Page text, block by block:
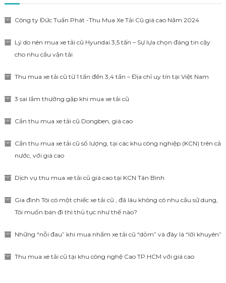
Công ty Đức Tuấn Phát -Thu Mua Xe Tải Cũ giá cao Năm 2024
Lý do nên mua xe tải cũ Hyundai 3,5 tấn – Sự lựa chọn đáng tin cậy
cho nhu cầu vận tải
Thu mua xe tải cũ từ 1 tấn đến 3,4 tấn – Địa chỉ uy tín tại Việt Nam
3 sai lầm thường gặp khi mua xe tải cũ
Cần thu mua xe tải cũ Dongben, giá cao
Cần thu mua xe tải cũ số lượng, tại các khu công nghiệp (KCN) trên cả
nước, với giá cao
Dịch vụ thu mua xe tải cũ giá cao tại KCN Tân Bình
Gia đình Tôi có một chiếc xe tải cũ , đã lâu không có nhu cầu sử dung,
Tôi muốn bán đi thì thủ tục như thế nào?
Những “nỗi đau” khi mua nhầm xe tải cũ “dỏm” và đây là “lời khuyên”
Thu mua xe tải cũ tại khu công nghệ Cao TP.HCM với giá cao